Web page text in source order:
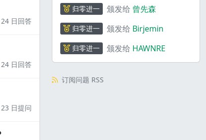
日回答
日回答
日提问
归零进一 颁发给 曾先森
归零进一 颁发给 Birjemin
归零进一 颁发给 HAWNRE
订阅问题 RSS